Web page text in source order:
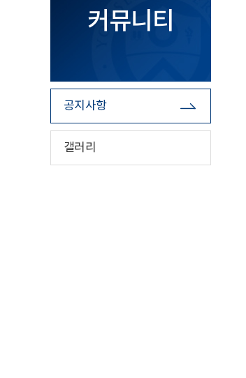
커뮤니티
공지사항
갤러리